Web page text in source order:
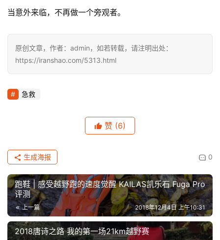
当意外来临，不再做一个旁观者。
原创文章，作者：admin，如若转载，请注明出处：
https://iranshao.com/5313.html
急救
赞 (6)
0
生成海报
跑鞋 | 感受越野跑的速度觉醒 KAILAS凯乐石 Fuga Pro
评测
上一篇 2018年12月4日 上午10:31
2018唐诗之路 我的第一场21km越野赛